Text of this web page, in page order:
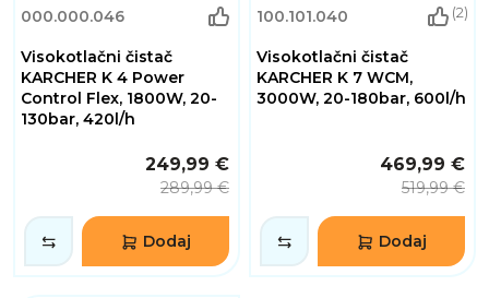
000.000.046
Visokotlačni čistač
KARCHER K 4 Power
Control Flex, 1800W, 20-
130bar, 420l/h
249,99 €
289,99 €
Dodaj
100.101.040 (2)
Visokotlačni čistač
KARCHER K 7 WCM,
3000W, 20-180bar, 600l/h
469,99 €
519,99 €
Dodaj